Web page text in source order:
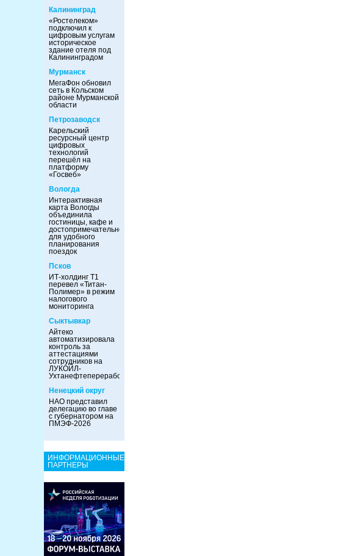
Калининград
«Ростелеком»
подключил к
цифровым услугам
историческое
здание отеля под
Калининградом
Мурманск
МегаФон обновил
сеть в Кольском
районе Мурманской
области
Петрозаводск
Карельский
ресурсный центр
цифровых
технологий
перешёл на
платформу
«Госвеб»
Вологда
Интерактивная
карта Вологды
объединила
гостиницы, кафе и
достопримечательности
для удобного
планирования
поездок
Псков
ИТ-холдинг Т1
перевел «Титан-
Полимер» в режим
налогового
мониторинга
Сыктывкар
Айтеко
автоматизировала
контроль за
аттестациями
сотрудников на
ЛУКОЙЛ-
Ухтанефтепереработка
Ненецкий округ
НАО представил
делегацию во главе
с губернатором на
ПМЭФ-2026
ИНФОРМАЦИОННЫЕ
ПАРТНЕРЫ